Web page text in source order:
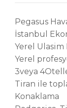
Pegasus
İstanbul
Yerel
Yerel
3veya
Tiran ile
Konaklama